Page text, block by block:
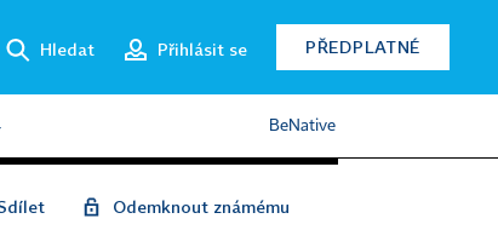
Hledat Přihlásit se PŘEDPLATNÉ
BeNative
Odemknout známému